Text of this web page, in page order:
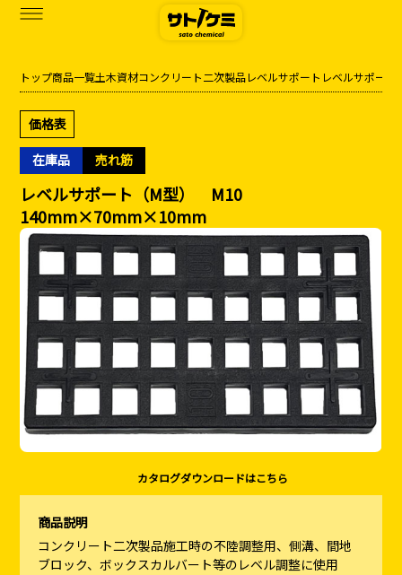
サトケミって？
お知らせ
ブログ
お問い合わせ
アクセス
トップ商品一覧土木資材コンクリート二次製品レベルサポート レベルサポー
価格表
在庫品 売れ筋
レベルサポート（M型） M10
140mm×70mm×10mm
カタログダウンロードはこちら
商品説明
コンクリート二次製品施工時の不陸調整用、側溝、間地
ブロック、ボックスカルバート等のレベル調整に使用